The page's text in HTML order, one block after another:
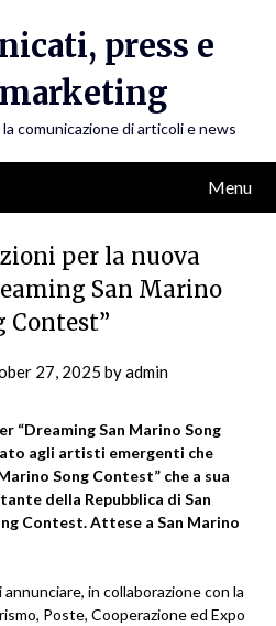
press e
comunicazione di articoli e news
Menu
per la nuova
San Marino
Contest”
27, 2025 byadmin
“Dreaming San Marino Song
agli artisti emergenti che
Song Contest” che a sua
della Repubblica di San
Contest. Attese a San Marino
in collaborazione con la
Poste, Cooperazione ed Expo